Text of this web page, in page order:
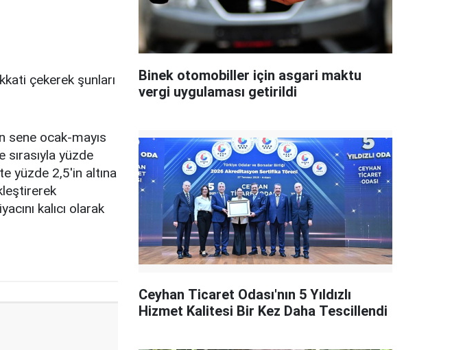
çekerek şunları
sene ocak-mayıs
yüzde
yüzde 2,5'in altına
kalıcı olarak
Binek otomobiller için asgari maktu
vergi uygulaması getirildi
Ceyhan Ticaret Odası'nın 5 Yıldızlı
Hizmet Kalitesi Bir Kez Daha Tescillendi